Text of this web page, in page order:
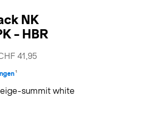
NK
- HBR
41,95
1
summit white